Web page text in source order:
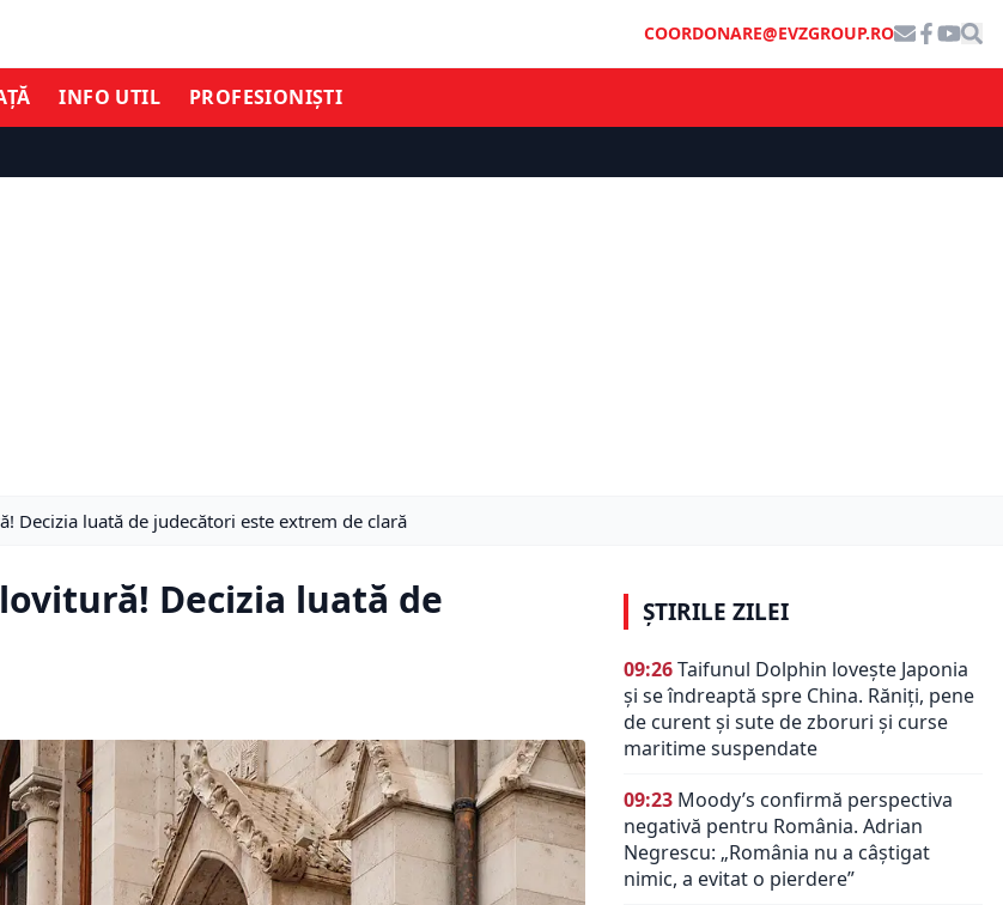
COORDONARE@EVZGROUP.RO
INFO UTIL PROFESIONIȘTI
Decizia luată de judecători este extrem de clară
Decizia luată de
ȘTIRILE ZILEI
09:26Taifunul Dolphin lovește Japonia
și se îndreaptă spre China. Răniți, pene
de curent și sute de zboruri și curse
maritime suspendate
09:23 Moody’s confirmă perspectiva
negativă pentru România. Adrian
Negrescu: „România nu a câștigat
nimic, a evitat o pierdere”